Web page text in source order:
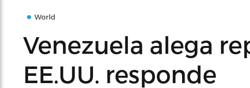
World
Venezuela alega
EE.UU. responde